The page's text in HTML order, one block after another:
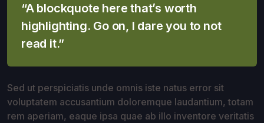
“A blockquote here that’s worth
highlighting. Go on, I dare you to not
read it.”
Sed ut perspiciatis unde omnis iste natus error sit
voluptatem accusantium doloremque laudantium, totam
rem aperiam, eaque ipsa quae ab illo inventore veritatis